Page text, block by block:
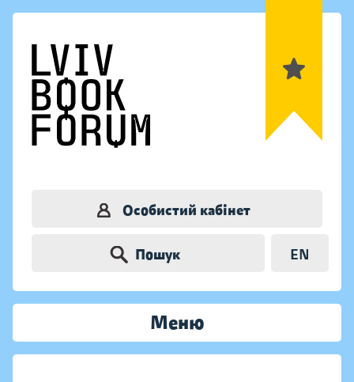
Особистий кабінет
Пошук EN
Меню